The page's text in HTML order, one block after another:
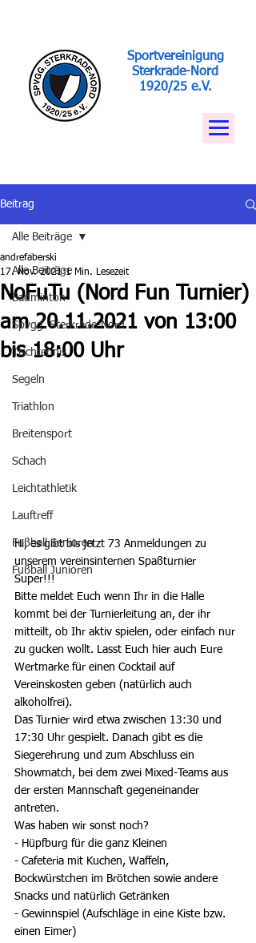
Sportvereinigung
Sterkrade-Nord
1920/25 e.V.
Beitrag
Alle Beiträge
Badminton
Spvgg. Sterkrade-Nord
Tischtennis
Segeln
Triathlon
Breitensport
Schach
Leichtathletik
Lauftreff
Fußball Senioren
Fußball Junioren
Alle Beiträge
NoFuTu (Nord Fun Turnier)
am 20.11.2021 von 13:00
bis 18:00 Uhr
andrefaberski
17. Nov. 2021 1 Min. Lesezeit
Hi, es gibt bis jetzt 73 Anmeldungen zu
unserem vereinsinternen Spaßturnier
Super!!!
Bitte meldet Euch wenn Ihr in die Halle
kommt bei der Turnierleitung an, der ihr
mitteilt, ob Ihr aktiv spielen, oder einfach nur
zu gucken wollt. Lasst Euch hier auch Eure
Wertmarke für einen Cocktail auf
Vereinskosten geben (natürlich auch
alkoholfrei).
Das Turnier wird etwa zwischen 13:30 und
17:30 Uhr gespielt. Danach gibt es die
Siegerehrung und zum Abschluss ein
Showmatch, bei dem zwei Mixed-Teams aus
der ersten Mannschaft gegeneinander
antreten.
Was haben wir sonst noch?
- Hüpfburg für die ganz Kleinen
- Cafeteria mit Kuchen, Waffeln,
Bockwürstchen im Brötchen sowie andere
Snacks und natürlich Getränken
- Gewinnspiel (Aufschläge in eine Kiste bzw.
einen Eimer)